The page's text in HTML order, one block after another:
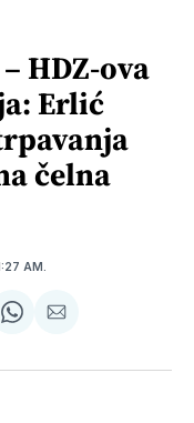
HDZ-ova
Erlić
čelna
AM.
Sharepodijeli